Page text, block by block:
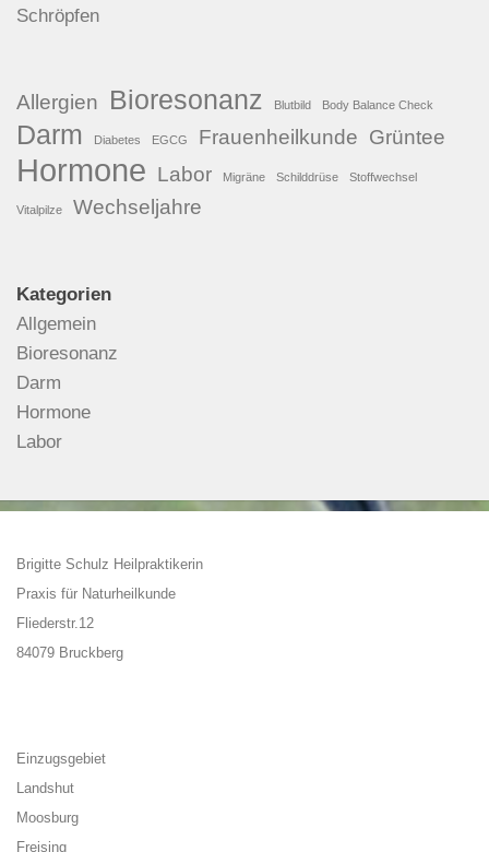
Schröpfen
Allergien Bioresonanz Blutbild Body Balance Check
Darm Diabetes EGCG Frauenheilkunde Grüntee
Hormone Labor Migräne Schilddrüse Stoffwechsel
Vitalpilze Wechseljahre
Kategorien
Allgemein
Bioresonanz
Darm
Hormone
Labor
Brigitte Schulz Heilpraktikerin
Praxis für Naturheilkunde
Fliederstr.12
84079 Bruckberg
Einzugsgebiet
Landshut
Moosburg
Freising